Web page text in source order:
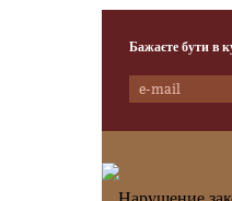
Бажаєте бути в